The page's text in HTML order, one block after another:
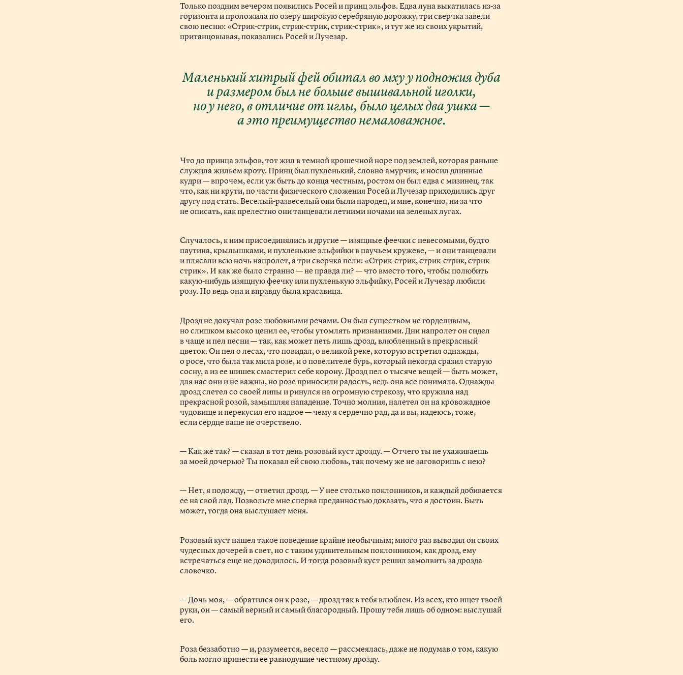
Только поздним вечером появились Росей и принц эльфов. Едва луна выкатилась из-за
горизонта и проложила по озеру широкую серебряную дорожку, три сверчка завели
свою песню: «Стрик-стрик, стрик-стрик, стрик-стрик», и тут же из своих укрытий,
пританцовывая, показались Росей и Лучезар.
Маленький хитрый фей обитал во мху у подножия дуба
и размером был не больше вышивальной иголки,
но у него, в отличие от иглы, было целых два ушка —
а это преимущество немаловажное.
Что до принца эльфов, тот жил в темной крошечной норе под землей, которая раньше
служила жильем кроту. Принц был пухленький, словно амурчик, и носил длинные
кудри — впрочем, если уж быть до конца честным, ростом он был едва с мизинец, так
что, как ни крути, по части физического сложения Росей и Лучезар приходились друг
другу под стать. Веселый-развеселый они были народец, и мне, конечно, ни за что
не описать, как прелестно они танцевали летними ночами на зеленых лугах.
Случалось, к ним присоединялись и другие — изящные феечки с невесомыми, будто
паутина, крылышками, и пухленькие эльфийки в паучьем кружеве, — и они танцевали
и плясали всю ночь напролет, а три сверчка пели: «Стрик-стрик, стрик-стрик, стрик-
стрик». И как же было странно — не правда ли? — что вместо того, чтобы полюбить
какую-нибудь изящную феечку или пухленькую эльфийку, Росей и Лучезар любили
розу. Но ведь она и вправду была красавица.
Дрозд не докучал розе любовными речами. Он был существом не горделивым,
но слишком высоко ценил ее, чтобы утомлять признаниями. Дни напролет он сидел
в чаще и пел песни — так, как может петь лишь дрозд, влюбленный в прекрасный
цветок. Он пел о лесах, что повидал, о великой реке, которую встретил однажды,
о росе, что была так мила розе, и о повелителе бурь, который некогда сразил старую
сосну, а из ее шишек смастерил себе корону. Дрозд пел о тысяче вещей — быть может,
для нас они и не важны, но розе приносили радость, ведь она все понимала. Однажды
дрозд слетел со своей липы и ринулся на огромную стрекозу, что кружила над
прекрасной розой, замышляя нападение. Точно молния, налетел он на кровожадное
чудовище и перекусил его надвое — чему я сердечно рад, да и вы, надеюсь, тоже,
если сердце ваше не очерствело.
— Как же так? — сказал в тот день розовый куст дрозду. — Отчего ты не ухаживаешь
за моей дочерью? Ты показал ей свою любовь, так почему же не заговоришь с нею?
— Нет, я подожду, — ответил дрозд. — У нее столько поклонников, и каждый добивается
ее на свой лад. Позвольте мне сперва преданностью доказать, что я достоин. Быть
может, тогда она выслушает меня.
Розовый куст нашел такое поведение крайне необычным; много раз выводил он своих
чудесных дочерей в свет, но с таким удивительным поклонником, как дрозд, ему
встречаться еще не доводилось. И тогда розовый куст решил замолвить за дрозда
словечко.
— Дочь моя, — обратился он к розе, — дрозд так в тебя влюблен. Из всех, кто ищет твоей
руки, он — самый верный и самый благородный. Прошу тебя лишь об одном: выслушай
его.
Роза беззаботно — и, разумеется, весело — рассмеялась, даже не подумав о том, какую
боль могло принести ее равнодушие честному дрозду.